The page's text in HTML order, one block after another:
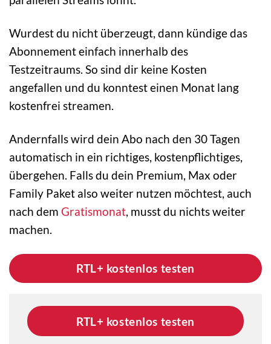
Wurdest du nicht überzeugt, dann kündige das
Abonnement einfach innerhalb des
Testzeitraums. So sind dir keine Kosten
angefallen und du konntest einen Monat lang
kostenfrei streamen.
Andernfalls wird dein Abo nach den 30 Tagen
automatisch in ein richtiges, kostenpflichtiges,
übergehen. Falls du dein Premium, Max oder
Family Paket also weiter nutzen möchtest, auch
nach dem Gratismonat , musst du nichts weiter
machen.
RTL+ kostenlos testen
RTL+ kostenlos testen